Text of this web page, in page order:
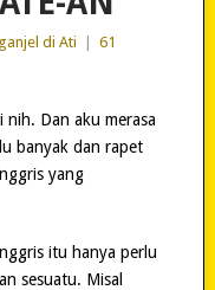
di Ati
61
Dan aku merasa
banyak dan rapet
yang
itu hanya perlu
sesuatu. Misal